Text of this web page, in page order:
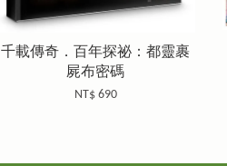
千載傳奇．百年探祕：都靈裹
屍布密碼
NT$ 690